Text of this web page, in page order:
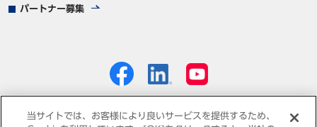
パートナー募集
当サイトでは、お客様により良いサービスを提供するため、